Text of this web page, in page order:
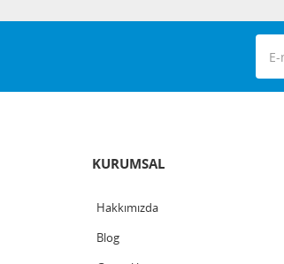
KURUMSAL
Hakkımızda
Blog